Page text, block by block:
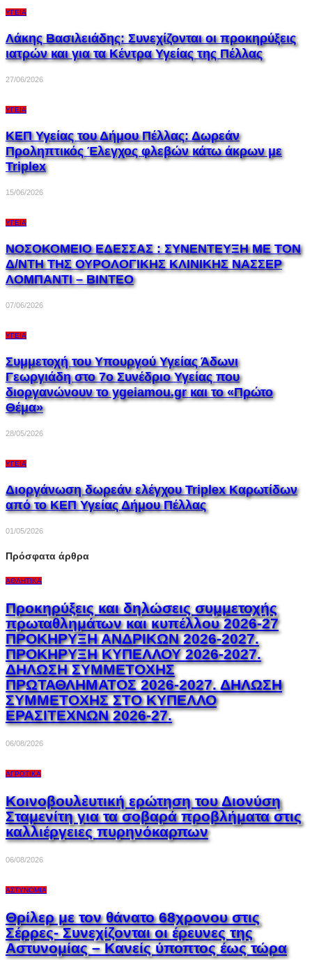
ΥΓΕΊΑ
Λάκης Βασιλειάδης: Συνεχίζονται οι προκηρύξεις
ιατρών και για τα Κέντρα Υγείας της Πέλλας
27/06/2026
ΥΓΕΊΑ
ΚΕΠ Υγείας του Δήμου Πέλλας: Δωρεάν
Προληπτικός Έλεγχος φλεβών κάτω άκρων με
Triplex
15/06/2026
ΥΓΕΊΑ
ΝΟΣΟΚΟΜΕΙΟ ΕΔΕΣΣΑΣ : ΣΥΝΕΝΤΕΥΞΗ ΜΕ ΤΟΝ
Δ/ΝΤΗ ΤΗΣ ΟΥΡΟΛΟΓΙΚΗΣ ΚΛΙΝΙΚΗΣ ΝΑΣΣΕΡ
ΛΟΜΠΑΝΤI – ΒΙΝΤΕΟ
07/06/2026
ΥΓΕΊΑ
Συμμετοχή του Υπουργού Υγείας Άδωνι
Γεωργιάδη στο 7ο Συνέδριο Υγείας που
διοργανώνουν το ygeiamou.gr και το «Πρώτο
Θέμα»
28/05/2026
ΥΓΕΊΑ
Διοργάνωση δωρεάν ελέγχου Triplex Kαρωτίδων
από το ΚΕΠ Υγείας Δήμου Πέλλας
01/05/2026
Πρόσφατα άρθρα
ΑΘΛΗΤΙΚΆ
Προκηρύξεις και δηλώσεις συμμετοχής
πρωταθλημάτων και κυπέλλου 2026-27
ΠΡΟΚΗΡΥΞΗ ΑΝΔΡΙΚΩΝ 2026-2027.
ΠΡΟΚΗΡΥΞΗ ΚΥΠΕΛΛΟΥ 2026-2027.
ΔΗΛΩΣΗ ΣΥΜΜΕΤΟΧΗΣ
ΠΡΩΤΑΘΛΗΜΑΤΟΣ 2026-2027. ΔΗΛΩΣΗ
ΣΥΜΜΕΤΟΧΗΣ ΣΤΟ ΚΥΠΕΛΛΟ
ΕΡΑΣΙΤΕΧΝΩΝ 2026-27.
06/08/2026
ΑΓΡΟΤΙΚΆ
Κοινοβουλευτική ερώτηση του Διονύση
Σταμενίτη για τα σοβαρά προβλήματα στις
καλλιέργειες πυρηνόκαρπων
06/08/2026
ΑΣΤΥΝΟΜΊΑ
Θρίλερ με τον θάνατο 68χρονου στις
Σέρρες- Συνεχίζονται οι έρευνες της
Αστυνομίας – Κανείς ύποπτος έως τώρα